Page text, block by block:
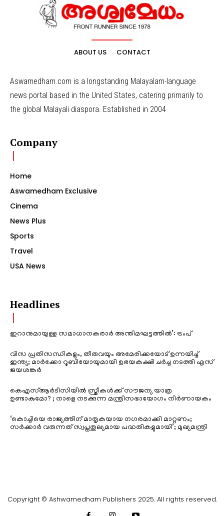
ABOUT US CONTACT
Aswamedham.com is a longstanding Malayalam-language
news portal based in the United States, catering primarily to
the global Malayali diaspora. Established in 2004
Company
Home
Aswamedham Exclusive
Cinema
News Plus
Sports
Travel
USA News
Headlines
ഇറാനുമായുള്ള സമാധാനകരാർ അന്തിമഘട്ടത്തിൽ‌’: ട്രംപ്
വിസ പ്രതിസന്ധികളും, തീരുവയും അമേരിക്കയോട് ഉന്നയിച്ച്
ഇന്ത്യ; മാർക്കോ റൂബിയോയുമായി ഉഭയകക്ഷി ചർച്ച നടത്തി എസ്
ജയശങ്കർ
കെഎസ്ആർടിസിയിൽ സ്ത്രീകൾക്ക് സൗജന്യ യാത്ര
ഉണ്ടാകുമോ? ; നാളെ നടക്കുന്ന മന്ത്രിസഭായോഗം നിർണായകം
‘കൊച്ചിയെ രാജ്യത്തിന് മാതൃകയായ നഗരമാക്കി മാറ്റണം;
സർക്കാർ വരുന്നത് സ്വപ്നതുല്യമായ പദ്ധതികളുമായി’; മുഖ്യമന്ത്രി
Copyright © Ashwamedham Publishers 2025. All rights reserved.